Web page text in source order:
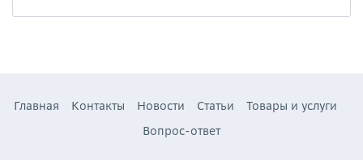
Главная Контакты Новости Статьи
Товары и услуги
Вопрос-ответ